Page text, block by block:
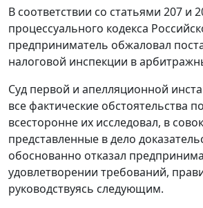
В соответствии со статьями 207 и
процессуального кодекса
предприниматель обжаловал
налоговой инспекции в
Суд первой и апелляционной
все фактические обстоятельства
всесторонне их исследовал, в
представленные в дело
обоснованно отказал
удовлетворении требований,
руководствуясь следующим.